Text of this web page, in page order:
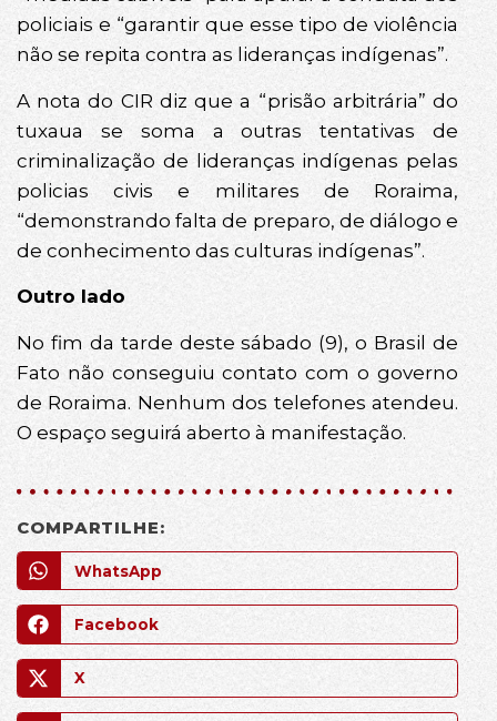
policiais e “garantir que esse tipo de violência
não se repita contra as lideranças indígenas”.
A nota do CIR diz que a “prisão arbitrária” do
tuxaua se soma a outras tentativas de
criminalização de lideranças indígenas pelas
policias civis e militares de Roraima,
“demonstrando falta de preparo, de diálogo e
de conhecimento das culturas indígenas”.
Outro lado
No fim da tarde deste sábado (9), o Brasil de
Fato não conseguiu contato com o governo
de Roraima. Nenhum dos telefones atendeu.
O espaço seguirá aberto à manifestação.
COMPARTILHE:
WhatsApp
Facebook
X